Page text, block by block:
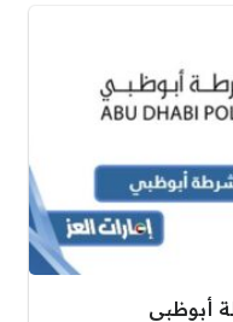
أبوظبي